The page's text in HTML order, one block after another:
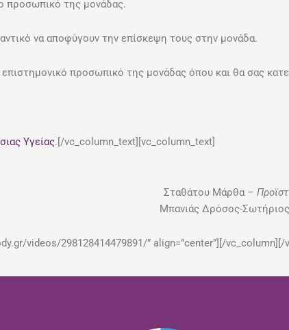
προσωπικό της μονάδας.
να αποφύγουν την επίσκεψη τους στην μονάδα.
προσωπικό της μονάδας όπου και θα σας
Υγείας.[/vc_column_text][vc_column_text]
Σταθάτου Μάρθα –
Μπανιάς Δρόσος-
videos/298128414479891/” align=”center”][/vc_column][/